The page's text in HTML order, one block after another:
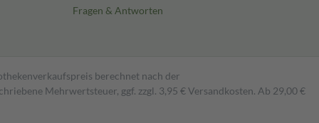
Fragen & Antworten
berechnet nach der
Mehrwertsteuer, ggf. zzgl. 3,95 € Versandkosten. Ab 29,00 €